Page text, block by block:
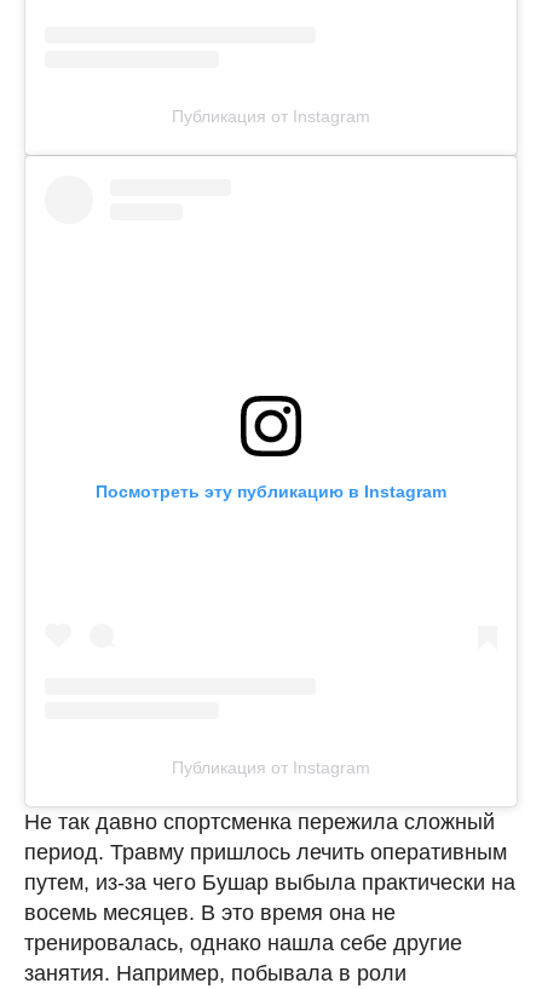
Публикация от Instagram
Посмотреть эту публикацию в Instagram
Публикация от Instagram
Не так давно спортсменка пережила сложный
период. Травму пришлось лечить оперативным
путем, из-за чего Бушар выбыла практически на
восемь месяцев. В это время она не
тренировалась, однако нашла себе другие
занятия. Например, побывала в роли